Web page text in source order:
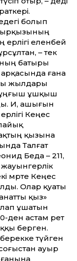
болып
ерлігі еленбей
– тек
батыры
ғана
жылдары
ұшқыш
Иә, ашығын
Кеңес
қызына
Талғат
Беда – 211,
мәрте Кеңес
Олар қуаты
қыз»
ұшатын
ден астам рет
берген.
түйген
ауыр